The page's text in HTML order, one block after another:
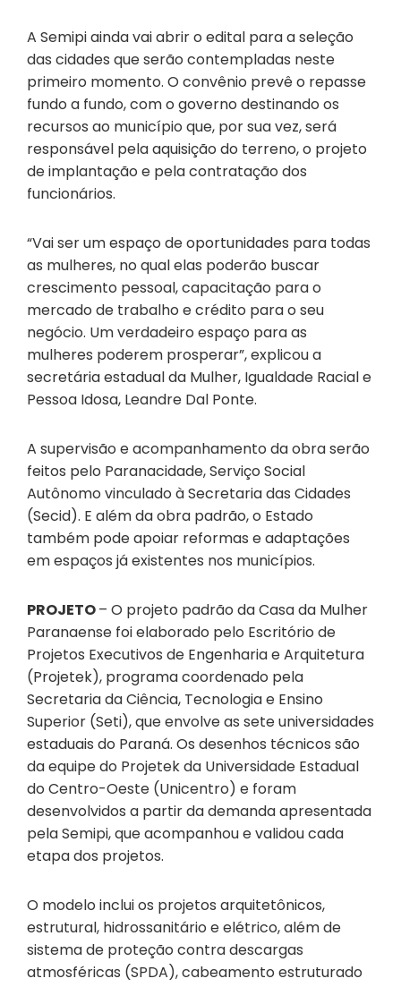
A Semipi ainda vai abrir o edital para a seleção
das cidades que serão contempladas neste
primeiro momento. O convênio prevê o repasse
fundo a fundo, com o governo destinando os
recursos ao município que, por sua vez, será
responsável pela aquisição do terreno, o projeto
de implantação e pela contratação dos
funcionários.
“Vai ser um espaço de oportunidades para todas
as mulheres, no qual elas poderão buscar
crescimento pessoal, capacitação para o
mercado de trabalho e crédito para o seu
negócio. Um verdadeiro espaço para as
mulheres poderem prosperar”, explicou a
secretária estadual da Mulher, Igualdade Racial e
Pessoa Idosa, Leandre Dal Ponte.
A supervisão e acompanhamento da obra serão
feitos pelo Paranacidade, Serviço Social
Autônomo vinculado à Secretaria das Cidades
(Secid). E além da obra padrão, o Estado
também pode apoiar reformas e adaptações
em espaços já existentes nos municípios.
PROJETO– O projeto padrão da Casa da Mulher
Paranaense foi elaborado pelo Escritório de
Projetos Executivos de Engenharia e Arquitetura
(Projetek), programa coordenado pela
Secretaria da Ciência, Tecnologia e Ensino
Superior (Seti), que envolve as sete universidades
estaduais do Paraná. Os desenhos técnicos são
da equipe do Projetek da Universidade Estadual
do Centro-Oeste (Unicentro) e foram
desenvolvidos a partir da demanda apresentada
pela Semipi, que acompanhou e validou cada
etapa dos projetos.
O modelo inclui os projetos arquitetônicos,
estrutural, hidrossanitário e elétrico, além de
sistema de proteção contra descargas
atmosféricas (SPDA), cabeamento estruturado